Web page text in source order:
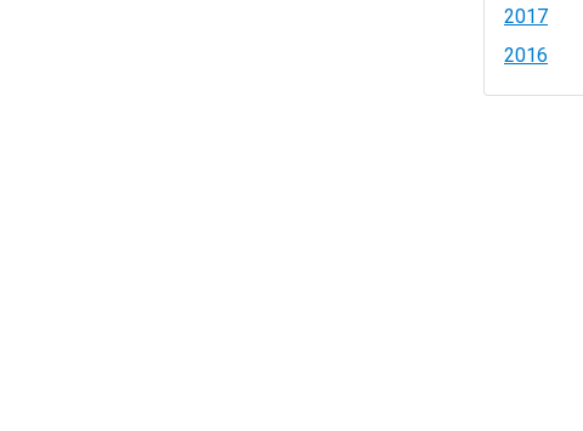
2017
2016